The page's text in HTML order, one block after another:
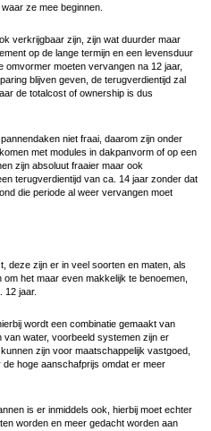
ze mee beginnen.
verkrijgbaar zijn, zijn wat duurder maar
op de lange termijn en een levensduur
omvormer moeten vervangen na 12 jaar,
blijven geven, de terugverdientijd zal
de totalcost of ownership is dus
niet fraai, daarom zijn onder
met modules in dakpanvorm of op een
zijn absoluut fraaier maar ook
terugverdientijd van ca. 14 jaar zonder dat
die periode al weer vervangen moet
deze zijn er in veel soorten en maten, als
het maar even makkelijk te benoemen,
12 jaar.
wordt een combinatie gemaakt van
water, voorbeeld systemen zijn er
zijn voor maatschappelijk vastgoed,
hoge aanschafprijs omdat er meer
is er inmiddels ook, hierbij moet echter
worden en meer gedacht worden aan